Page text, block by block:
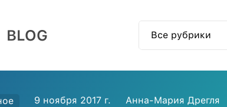
BLOG Все рубрики
9 ноября 2017 г. Анна-Мария Дрегля